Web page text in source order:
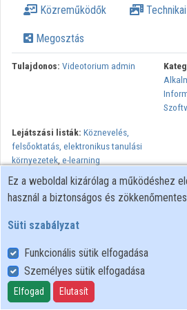
Intézmények
Közreműködők
Közreműködők
Megosztás
Tulajdonos: Videotorium admin
Lejátszási listák: Köznevelés,
felsőoktatás, elektronikus tanulási
környezetek, e-learning
Előadás az NIIF Intézet 2016-os
Felhasználói szabályzat
Adatkezelési tájékoztató
Süti szabályzat
Ez a weboldal kizárólag a működéshez
használ a biztonságos és
Süti szabályzat
Funkcionális sütik elfogadása
Személyes sütik elfogadása
Elfogad Elutasít